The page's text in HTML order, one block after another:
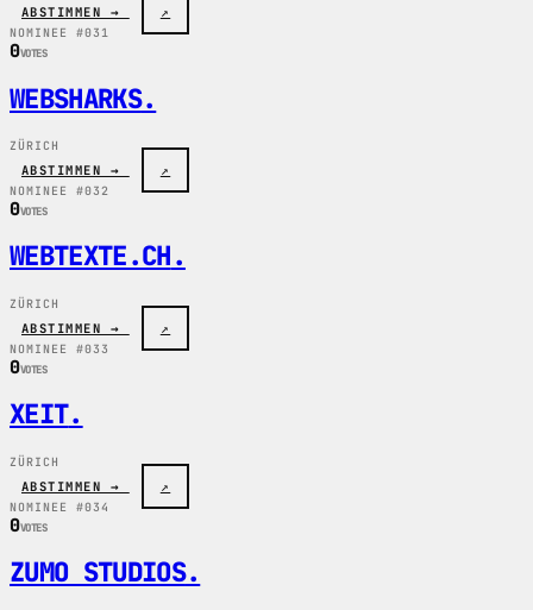
ABSTIMMEN → ↗
NOMINEE #031
0VOTES
WEBSHARKS.
ZÜRICH
ABSTIMMEN → ↗
NOMINEE #032
0VOTES
WEBTEXTE.CH.
ZÜRICH
ABSTIMMEN → ↗
NOMINEE #033
0VOTES
XEIT.
ZÜRICH
ABSTIMMEN → ↗
NOMINEE #034
0VOTES
ZUMO STUDIOS.